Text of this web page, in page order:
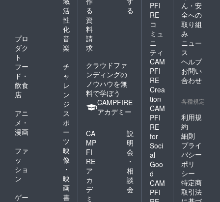
活
性
化
プロ
ダク
ト
音
楽
フー
ド・
飲食
店
チ
ャ
レ
ン
ジ
アニ
メ・
漫画
ス
ポ
ー
ツ
ファ
ッ
ショ
ン
映
像
・
映
画
ゲー
書
る
る
資
料
請
求
クラウドファ
ンディングの
ノウハウを無
料で学ぼう
CAMPFIRE
アカデミー
CA
MP
FI
RE
ア
カ
デ
ミ
説
明
会
・
相
談
会
PFI
RE
コ
ミュ
ニ
ティ
CAM
PFI
RE
Crea
tion
CAM
PFI
RE
for
Soci
al
Goo
d
CAM
PFI
ん・安
全への
取り組
み
ニュー
ス
ヘルプ
お問い
合わせ
各種規定
利用規
約
細則
プライ
バシー
ポリ
シー
特定商
取引法